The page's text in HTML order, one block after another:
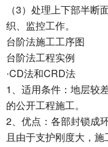
（3）处理上下部半断
织、监控工作。
台阶法施工工序图
台阶法工程实例
·CD法和CRD法
1
、适用条件：地层较
的公开工程施工。
2 、优点：各部封锁成
且由于支护刚度大，